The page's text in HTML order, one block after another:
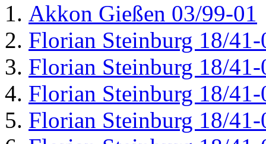
Akkon Gießen 03/99-01
Florian Steinburg 18/41-
Florian Steinburg 18/41-
Florian Steinburg 18/41-
Florian Steinburg 18/41-